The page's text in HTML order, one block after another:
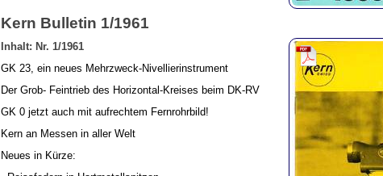
Kern Bulletin 1/1961
Inhalt: Nr. 1/1961
GK 23, ein neues Mehrzweck-Nivellierinstrument
Der Grob- Feintrieb des Horizontal-Kreises beim DK-RV
GK 0 jetzt auch mit aufrechtem Fernrohrbild!
Kern an Messen in aller Welt
Neues in Kürze: